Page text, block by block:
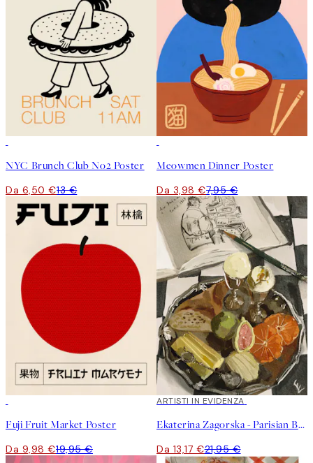
NYC Brunch Club No2 Poster
Da 6,50 €13 €
Meowmen Dinner Poster
Da 3,98 €7,95 €
Fuji Fruit Market Poster
Da 9,98 €19,95 €
40%*
ARTISTI IN EVIDENZA
Ekaterina Zagorska - Parisian Breakfast Poster
Da 13,17 €21,95 €